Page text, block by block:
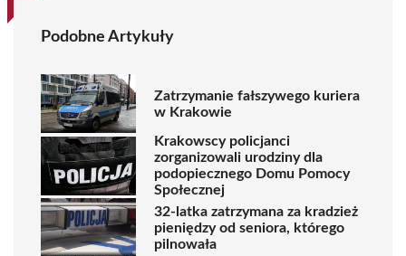
Podobne Artykuły
Zatrzymanie fałszywego kuriera
w Krakowie
Krakowscy policjanci
zorganizowali urodziny dla
podopiecznego Domu Pomocy
Społecznej
32-latka zatrzymana za kradzież
pieniędzy od seniora, którego
pilnowała